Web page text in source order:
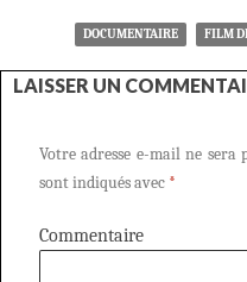
DOCUMENTAIRE FILM
LAISSER UN
Votre adresse e-mail ne sera
sont indiqués avec *
Commentaire